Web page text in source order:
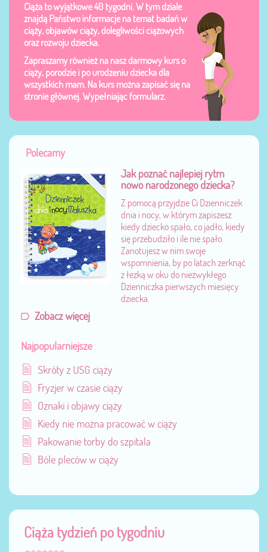
Ciąża to wyjątkowe 40 tygodni. W tym dziale
znajdą Państwo informacje na temat badań w
ciąży, objawów ciąży, dolegliwości ciążowych
oraz rozwoju dziecka.
Zapraszamy również na nasz darmowy kurs o
ciąży, porodzie i po urodzeniu dziecka dla
wszystkich mam. Na kurs można zapisać się na
stronie głównej. Wypełniając formularz.
Polecamy
Jak poznać najlepiej rytm
nowo narodzonego dziecka?
Z pomocą przyjdzie Ci Dzienniczek
dnia i nocy, w którym zapiszesz
kiedy dziecko spało, co jadło, kiedy
się przebudziło i ile nie spało.
Zanotujesz w nim swoje
wspomnienia, by po latach zerknąć
z łezką w oku do niezwykłego
Dzienniczka pierwszych miesięcy
dziecka.
Zobacz więcej
Najpopularniejsze
Skróty z USG ciąży
Fryzjer w czasie ciąży
Oznaki i objawy ciąży
Kiedy nie można pracować w ciąży
Pakowanie torby do szpitala
Bóle pleców w ciąży
Ciąża tydzień po tygodniu